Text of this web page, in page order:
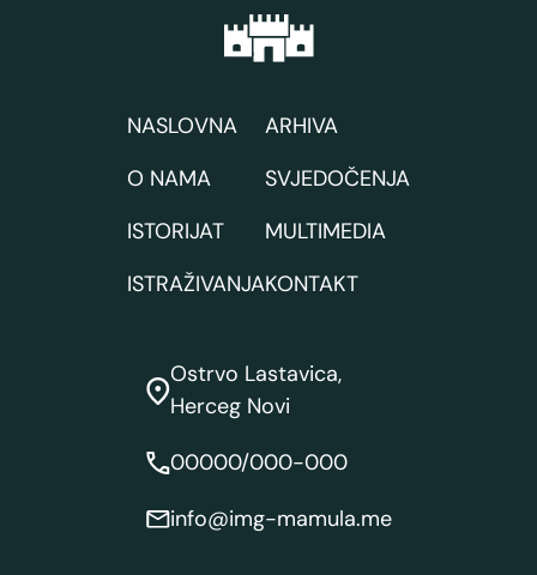
NASLOVNA
O NAMA
ISTORIJAT
ISTRAŽIVANJA
ARHIVA
SVJEDOČENJA
MULTIMEDIA
KONTAKT
Ostrvo Lastavica,
Herceg Novi
00000/000-000
info@img-mamula.me